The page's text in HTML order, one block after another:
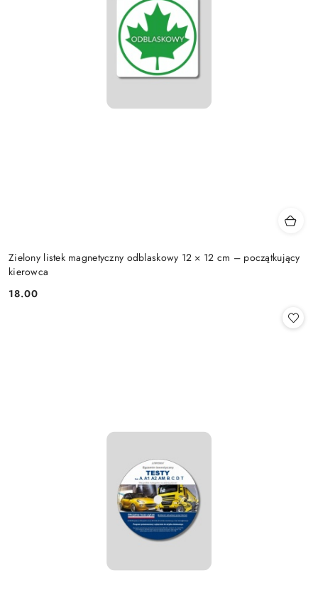
Zielony listek magnetyczny odblaskowy 12 × 12 cm – początkujący
kierowca
Cena:
18.00